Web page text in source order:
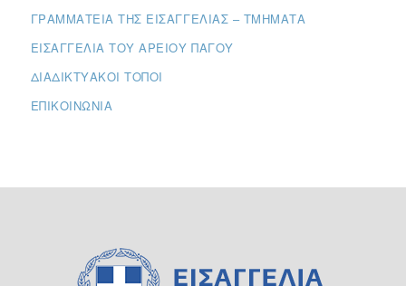
ΓΡΑΜΜΑΤΕΊΑ ΤΗΣ ΕΙΣΑΓΓΕΛΊΑΣ – ΤΜΉΜΑΤΑ
ΕΙΣΑΓΓΕΛΊΑ ΤΟΥ ΑΡΕΊΟΥ ΠΆΓΟΥ
ΔΙΑΔΙΚΤΥΑΚΟΊ ΤΌΠΟΙ
ΕΠΙΚΟΙΝΩΝΊΑ